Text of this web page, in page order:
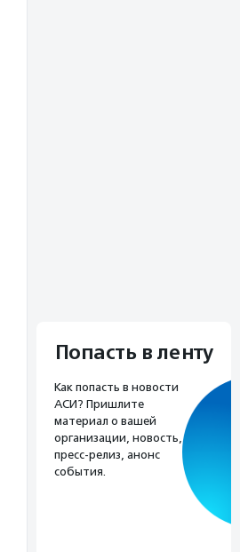
Попасть в ленту
Как попасть в новости
АСИ? Пришлите
материал о вашей
организации, новость,
пресс-релиз, анонс
события.